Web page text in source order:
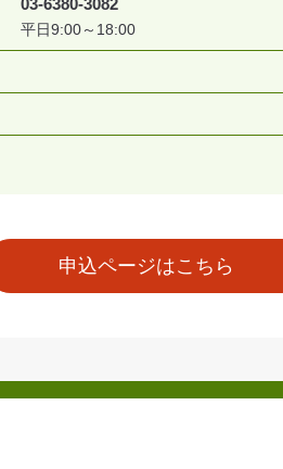
03-6380-3082
平日9:00～18:00
申込ページはこちら